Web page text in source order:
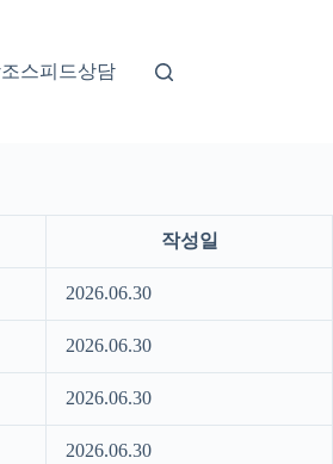
스피드상담
작성일
2026.06.30
2026.06.30
2026.06.30
2026.06.30